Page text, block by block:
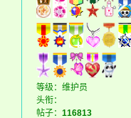
等级：维护员
头衔：
帖子： 116813